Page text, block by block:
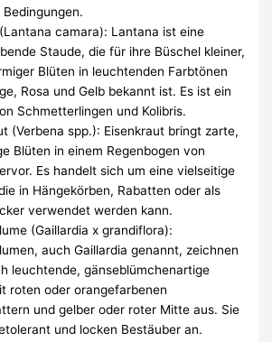
camara): Lantana ist eine
Staude, die für ihre Büschel kleiner,
Blüten in leuchtenden Farbtönen
Rosa und Gelb bekannt ist. Es ist ein
Schmetterlingen und Kolibris.
(Verbena spp.): Eisenkraut bringt zarte,
Blüten in einem Regenbogen von
Es handelt sich um eine vielseitige
in Hängekörben, Rabatten oder als
verwendet werden kann.
(Gaillardia x grandiflora):
auch Gaillardia genannt, zeichnen
leuchtende, gänseblümchenartige
roten oder orangefarbenen
und gelber oder roter Mitte aus. Sie
und locken Bestäuber an.